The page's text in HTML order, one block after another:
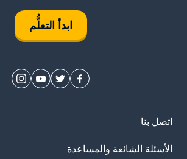
ابدأ التعلُّم
اتصل بنا
الأسئلة الشائعة والمساعدة